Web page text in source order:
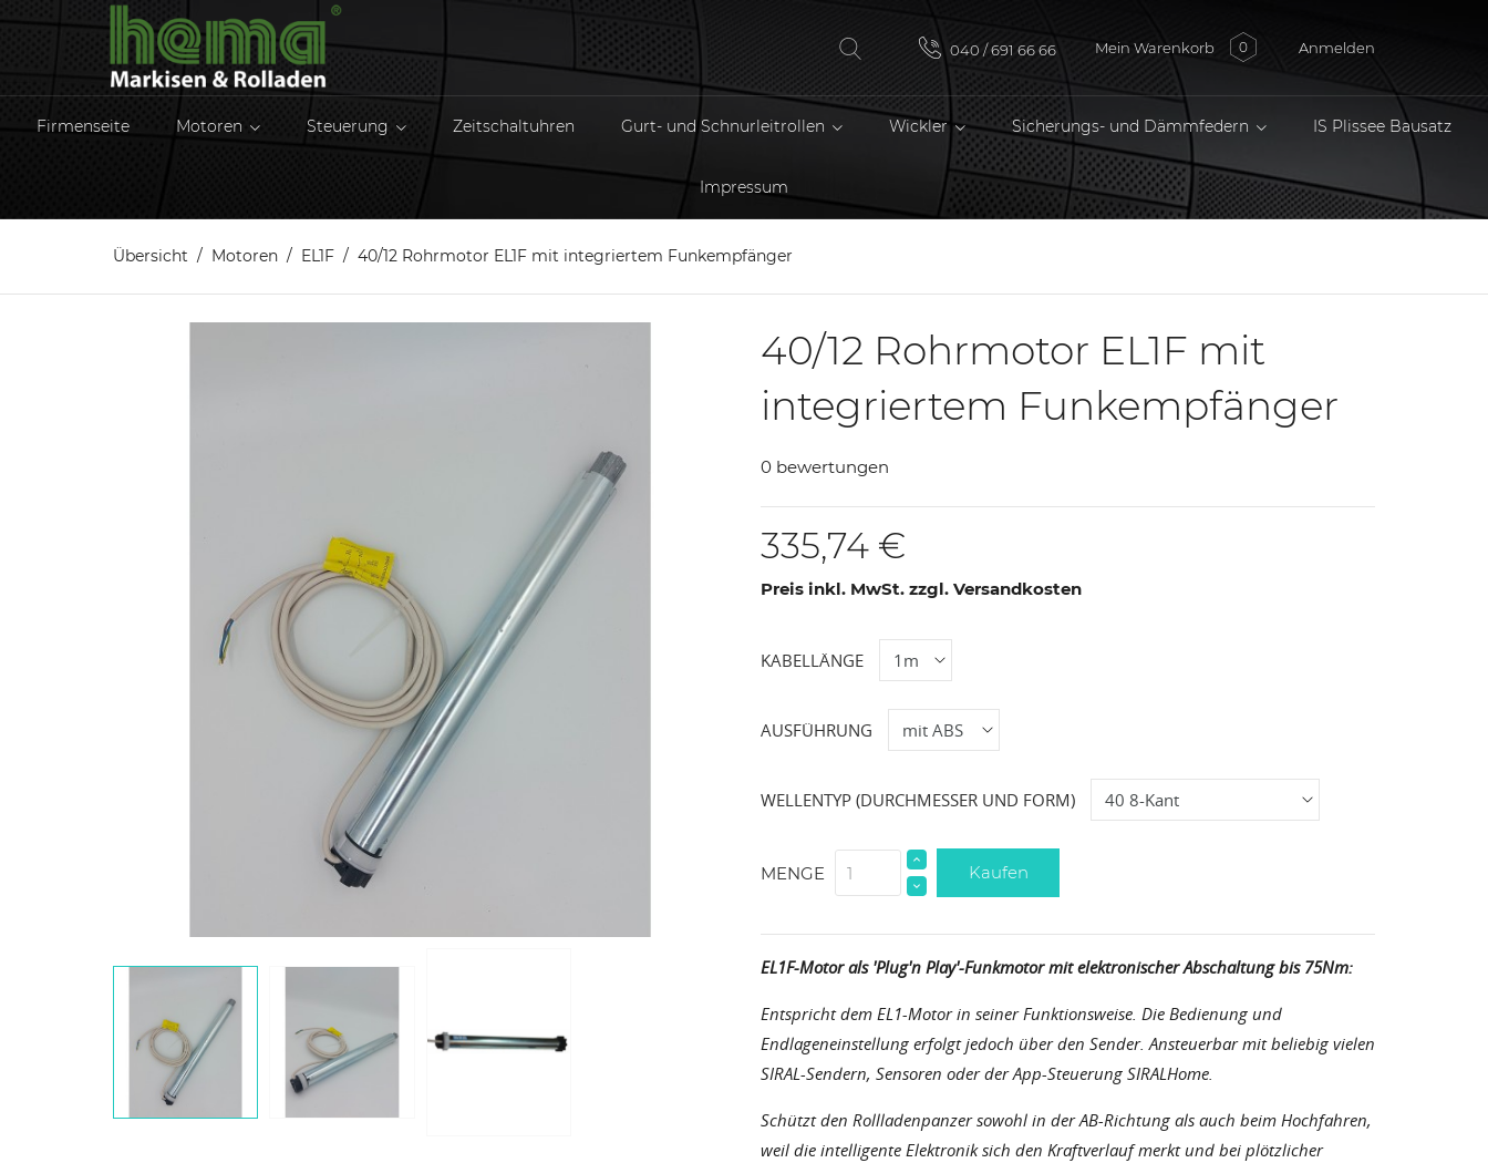
040 / 691 66 66 Mein Warenkorb 0 Anmelden
Firmenseite Motoren Steuerung Zeitschaltuhren Gurt- und Schnurleitrollen Wickler Sicherungs- und Dämmfedern IS Plissee Bausatz
Impressum
Übersicht Motoren EL1F 40/12 Rohrmotor EL1F mit integriertem Funkempfänger
40/12 Rohrmotor EL1F mit
integriertem Funkempfänger
0 bewertungen
335,74 €
Preis inkl. MwSt. zzgl. Versandkosten
KABELLÄNGE
AUSFÜHRUNG
WELLENTYP (DURCHMESSER UND FORM)
MENGE Kaufen
EL1F-Motor als 'Plug'n Play'-Funkmotor mit elektronischer Abschaltung bis 75Nm:
Entspricht dem EL1-Motor in seiner Funktionsweise. Die Bedienung und
Endlageneinstellung erfolgt jedoch über den Sender. Ansteuerbar mit beliebig vielen
SIRAL-Sendern, Sensoren oder der App-Steuerung SIRALHome.
Schützt den Rollladenpanzer sowohl in der AB-Richtung als auch beim Hochfahren,
weil die intelligente Elektronik sich den Kraftverlauf merkt und bei plötzlicher